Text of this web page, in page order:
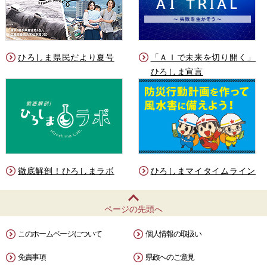
ひろしま県民だより夏号
「ＡＩで未来を切り開く」
ひろしま宣言
徹底解剖！ひろしまラボ ひろしまマイタイムライン
ページの先頭へ
このホームページについて 個人情報の取扱い
免責事項 県政へのご意見